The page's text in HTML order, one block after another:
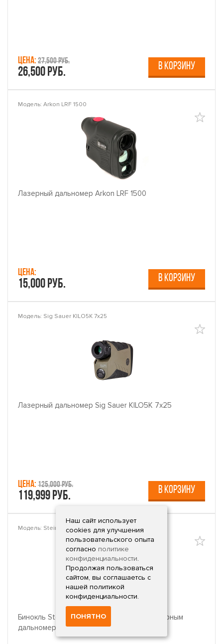
Цена: 27,500 руб.
26,500 руб. В КОРЗИНУ
Модель: Arkon LRF 1500
Лазерный дальномер Arkon LRF 1500
Цена:
15,000 руб. В КОРЗИНУ
Модель: Sig Sauer KILO5K 7х25
Лазерный дальномер Sig Sauer KILO5K 7х25
Цена: 125,000 руб.
119,999 руб. В КОРЗИНУ
Модель: Steiner Predator 2057
Бинокль Steiner Predator 10x42 LRF (с лазерным
дальномером) (2057)
Наш сайт использует
cookies для улучшения
пользовательского опыта
согласно политике
конфиденциальности.
Продолжая пользоваться
сайтом, вы соглашаетсь с
нашей политикой
конфиденциальности.
ПОНЯТНО